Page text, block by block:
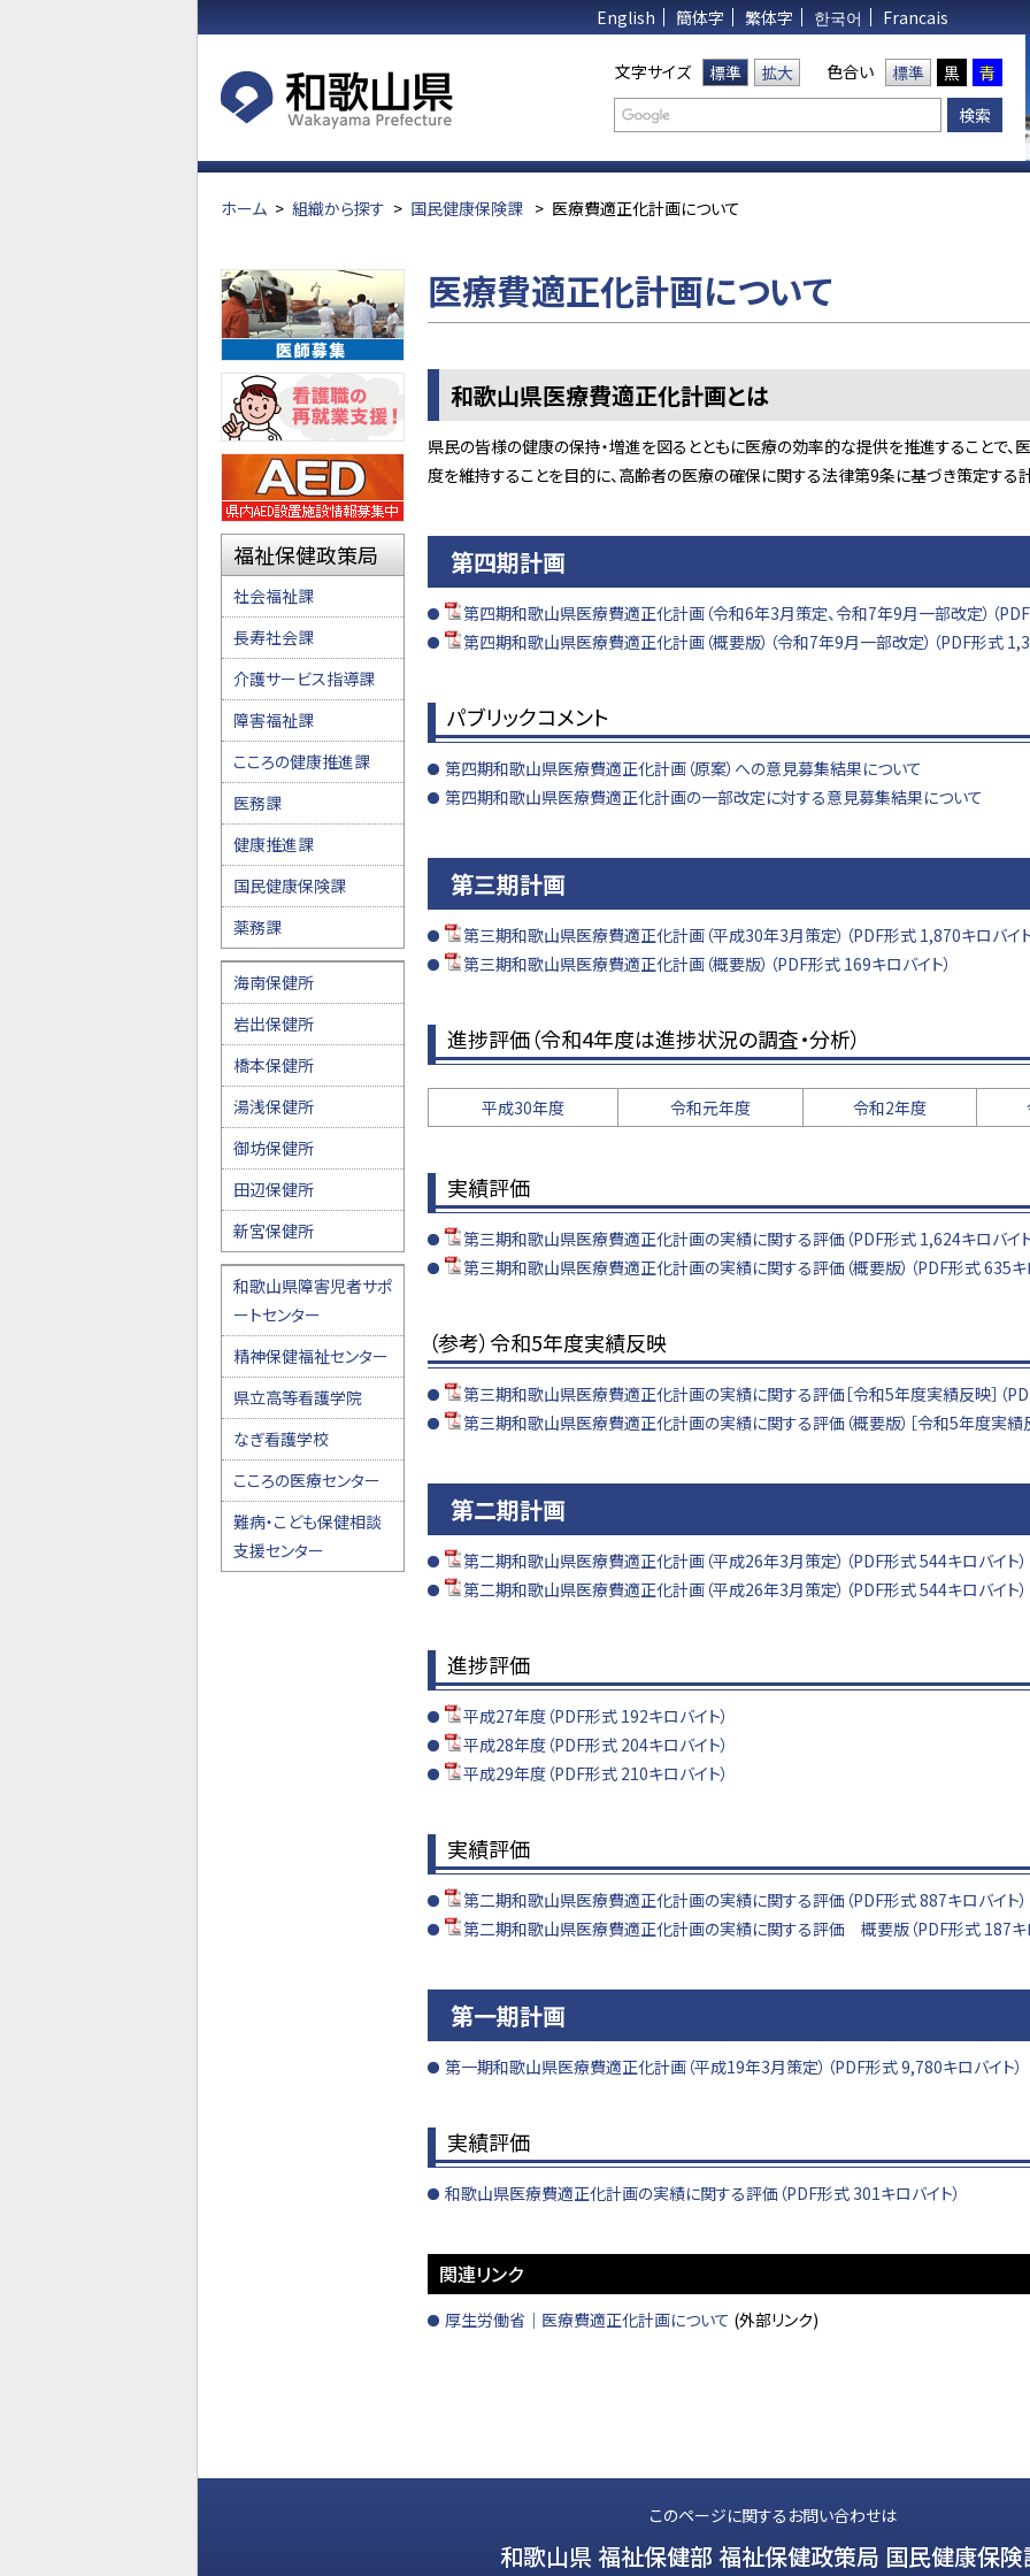
English 簡体字 繁体字 한국어 Francais
文字サイズ 標準 拡大 色合い 標準 黒 青
ホーム > 組織から探す > 国民健康保険課 > 医療費適正化計画について
医療費適正化計画について
和歌山県医療費適正化計画とは
県民の皆様の健康の保持・増進を図るとともに医療の効率的な提供を推進することで
度を維持することを目的に、高齢者の医療の確保に関する法律第9条に基づき策定する
第四期計画
第四期和歌山県医療費適正化計画（令和6年3月策定、令和7年9月一部改定）（PDF
第四期和歌山県医療費適正化計画（概要版）（令和7年9月一部改定）（PDF形式
パブリックコメント
第四期和歌山県医療費適正化計画（原案）への意見募集結果について
第四期和歌山県医療費適正化計画の一部改定に対する意見募集結果について
第三期計画
第三期和歌山県医療費適正化計画（平成30年3月策定）（PDF形式 1,870キロバイト
第三期和歌山県医療費適正化計画（概要版）（PDF形式 169キロバイト）
進捗評価（令和4年度は進捗状況の調査・分析）
平成30年度 令和元年度 令和2年度
実績評価
第三期和歌山県医療費適正化計画の実績に関する評価（PDF形式 1,624キロバイト
第三期和歌山県医療費適正化計画の実績に関する評価（概要版）（PDF形式 635キ
（参考）令和5年度実績反映
第三期和歌山県医療費適正化計画の実績に関する評価［令和5年度実績反映］（
第三期和歌山県医療費適正化計画の実績に関する評価（概要版）［令和5年度実績反
第二期計画
第二期和歌山県医療費適正化計画（平成26年3月策定）（PDF形式 544キロバイト）
第二期和歌山県医療費適正化計画（平成26年3月策定）（PDF形式 544キロバイト）
進捗評価
平成27年度（PDF形式 192キロバイト）
平成28年度（PDF形式 204キロバイト）
平成29年度（PDF形式 210キロバイト）
実績評価
第二期和歌山県医療費適正化計画の実績に関する評価（PDF形式 887キロバイト）
第二期和歌山県医療費適正化計画の実績に関する評価 概要版（PDF形式 187キ
第一期計画
第一期和歌山県医療費適正化計画（平成19年3月策定）（PDF形式 9,780キロバイト）
実績評価
和歌山県医療費適正化計画の実績に関する評価（PDF形式 301キロバイト）
関連リンク
厚生労働省│医療費適正化計画について (外部リンク)
福祉保健政策局
社会福祉課
長寿社会課
介護サービス指導課
障害福祉課
こころの健康推進課
医務課
健康推進課
国民健康保険課
薬務課
海南保健所
岩出保健所
橋本保健所
湯浅保健所
御坊保健所
田辺保健所
新宮保健所
和歌山県障害児者サポ
ートセンター
精神保健福祉センター
県立高等看護学院
なぎ看護学校
こころの医療センター
難病・こども保健相談
支援センター
このページに関するお問い合わせは
和歌山県 福祉保健部 福祉保健政策局 国民健康保険